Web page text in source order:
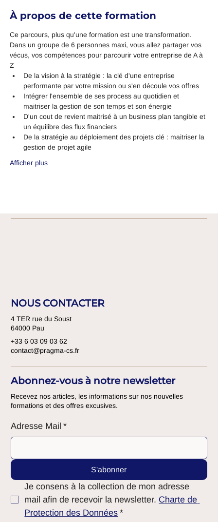
À propos de cette formation
Ce parcours, plus qu'une formation est une transformation.
Dans un groupe de 6 personnes maxi, vous allez partager vos
vécus, vos compétences pour parcourir votre entreprise de A à
Z
De la vision à la stratégie : la clé d'une entreprise
performante par votre mission ou s'en découle vos offres
Intégrer l'ensemble de ses process au quotidien et
maitriser la gestion de son temps et son énergie
D'un cout de revient maitrisé à un business plan tangible et
un équilibre des flux financiers
De la stratégie au déploiement des projets clé : maitriser la
gestion de projet agile
Afficher plus
NOUS CONTACTER
4 TER rue du Soust
64000 Pau
+33 6 03 09 03 62
contact@pragma-cs.fr
Abonnez-vous à notre newsletter
Recevez nos articles, les informations sur nos nouvelles
formations et des offres excusives.
Adresse Mail *
S'abonner
Je consens à la collection de mon adresse
mail afin de recevoir la newsletter. Charte de
Protection des Données *